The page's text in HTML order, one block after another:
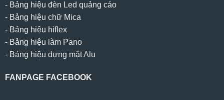
- Bảng hiệu đèn Led quảng cáo
- Bảng hiệu chữ Mica
- Bảng hiệu hiflex
- Bảng hiệu làm Pano
- Bảng hiệu dựng mặt Alu
FANPAGE FACEBOOK